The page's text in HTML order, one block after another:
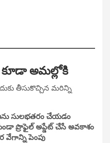
కూడా అమల్లోకి
తీసుకొచ్చిన మరిన్ని
సులభతరం చేయడం
ప్రొఫైల్ అప్డేట్ చేసే అవకాశం
వేగాన్ని పెంపు